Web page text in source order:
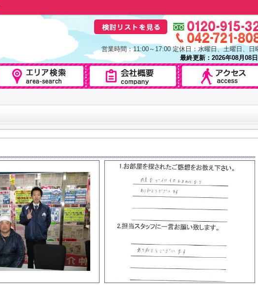
営業時間：11:00～17:00 定休日：水曜日、土曜日、日
最終更新：2026年08月08日